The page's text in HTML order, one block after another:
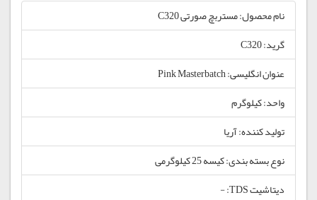
نام محصول: مستربچ صورتی C320
گرید: C320
عنوان انگلیسی: Pink Masterbatch
واحد: کیلوگرم
تولید کننده: آریا
نوع بسته بندی: کیسه 25 کیلوگرمی
دیتاشیت TDS: -